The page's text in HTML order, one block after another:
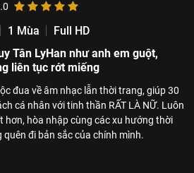
1 Mùa
Full HD
Tân LyHan như anh em guột,
liên tục rớt miếng
đua về âm nhạc lẫn thời trang, giúp 30
cá nhân với tinh thần RẤT LÀ NỮ. Luôn
hơn, hòa nhập cùng các xu hướng thời
đi bản sắc của chính mình.